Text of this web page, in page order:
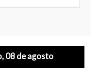
08 de agosto